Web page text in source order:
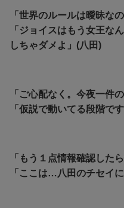
「世界のルールは曖昧なの
「ジョイスはもう女王な
しちゃダメよ」(八田)
「ご心配なく。今夜一件
「仮説で動いてる段階で
「もう１点情報確認した
「ここは…八田のチセイ